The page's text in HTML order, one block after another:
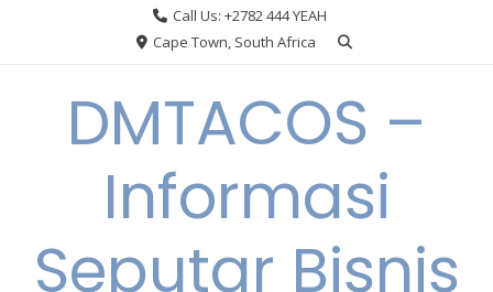
Call Us: +2782 444 YEAH
Cape Town, South Africa
DMTACOS –
Informasi
Seputar Bisnis